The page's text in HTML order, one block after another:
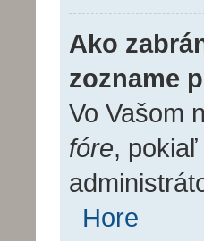
Ako
zozname
Vo Vašom
fóre,
Hore